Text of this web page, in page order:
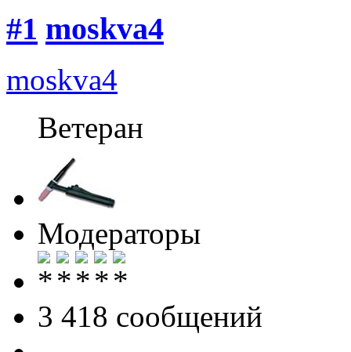
#1 moskva4
moskva4
Ветеран
Модераторы
3 418 cообщений